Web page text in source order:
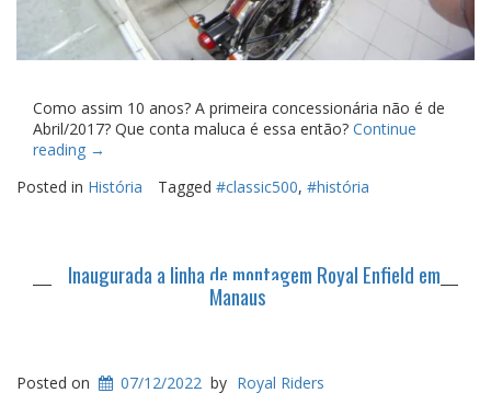
Como assim 10 anos? A primeira concessionária não é de
Abril/2017? Que conta maluca é essa então? Continue
reading “10
DE
BRASIL”
→
Posted in História Tagged #classic500, #história
Inaugurada a linha de montagem Royal Enfield em
Manaus
Posted on 07/12/2022 by Royal Riders